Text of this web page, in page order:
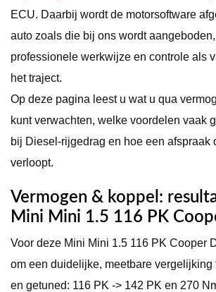
ECU. Daarbij wordt de motorsoftware
auto zoals die bij ons wordt
professionele werkwijze en controle als
het traject.
Op deze pagina leest u wat u qua
kunt verwachten, welke voordelen vaak
bij Diesel-rijgedrag en hoe een afspraak
verloopt.
Vermogen & koppel:
Mini Mini 1.5 116 PK
Voor deze Mini Mini 1.5 116 PK Cooper
om een duidelijke, meetbare vergelijking
en getuned: 116 PK -> 142 PK en 270